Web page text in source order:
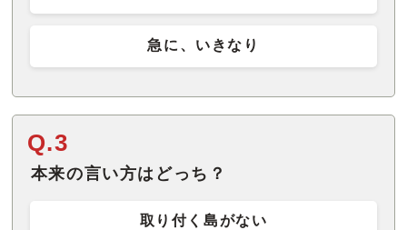
急に、いきなり
Q.3
本来の言い方はどっち？
取り付く島がない